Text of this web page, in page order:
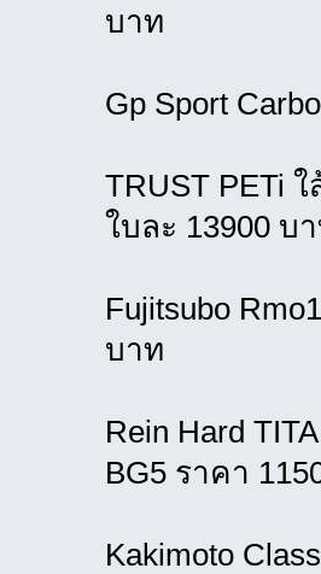
บาท
Gp Sport
TRUST PETi
ใบละ 13900 บ
Fujitsubo
บาท
Rein Hard
BG5 ราคา
Kakimoto